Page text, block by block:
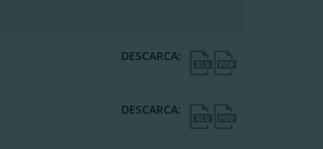
DESCARCA:
DESCARCA: